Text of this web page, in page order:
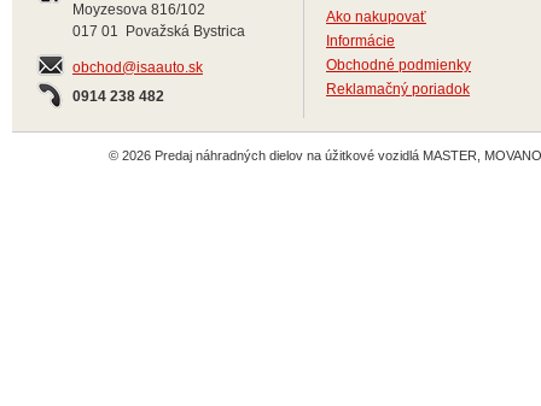
Moyzesova 816/102
017 01 Považská Bystrica
obchod@isaauto.sk
0914 238 482
Ako nakupovať
Informácie
Obchodné podmienky
Reklamačný poriadok
© 2026 Predaj náhradných dielov na úžitkové vozidlá MASTER,